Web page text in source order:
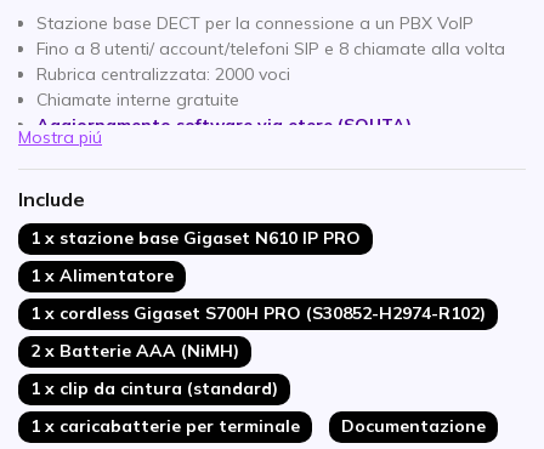
Stazione base DECT per la connessione a un PBX VoIP
Fino a 8 utenti/ account/telefoni SIP e 8 chiamate alla volta
Rubrica centralizzata: 2000 voci
Chiamate interne gratuite
Aggiornamento software via etere (SOUTA)
Cuffia cordless DECT
Con connessione Bluetooth e jack per cuffie da 3,5 mm
Resistente all'IP40:
Suono in HD per chiamate cristalline
Allarme a vibrazione
Mostra piú
Include
1 x stazione base Gigaset N610 IP PRO
1 x Alimentatore
1 x cordless Gigaset S700H PRO (S30852-H2974-R102)
2 x Batterie AAA (NiMH)
1 x clip da cintura (standard)
1 x caricabatterie per terminale
Documentazione